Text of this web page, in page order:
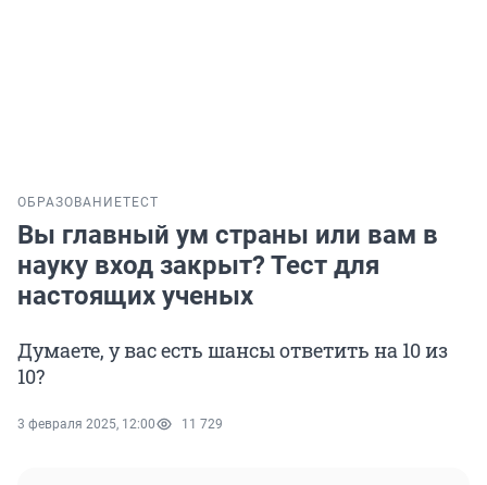
ОБРАЗОВАНИЕТЕСТ
Вы главный ум страны или вам в
науку вход закрыт? Тест для
настоящих ученых
Думаете, у вас есть шансы ответить на 10 из
10?
3 февраля 2025, 12:00 11 729